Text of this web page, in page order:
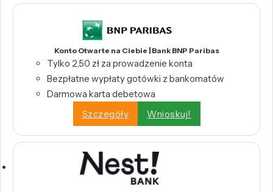
Konto Otwarte na Ciebie | Bank BNP Paribas
Tylko 2,50 zł za prowadzenie konta
Bezpłatne wypłaty gotówki z bankomatów
Darmowa karta debetowa
Szczegóły
Wnioskuj!